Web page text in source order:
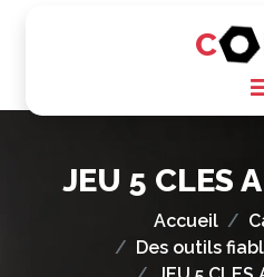
C
JEU 5 CLES
Accueil
Des outils